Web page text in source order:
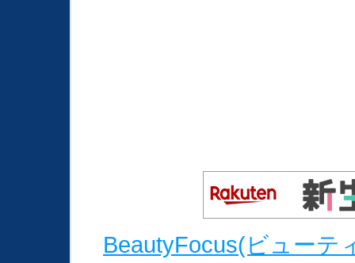
BeautyFocus(ビューテ